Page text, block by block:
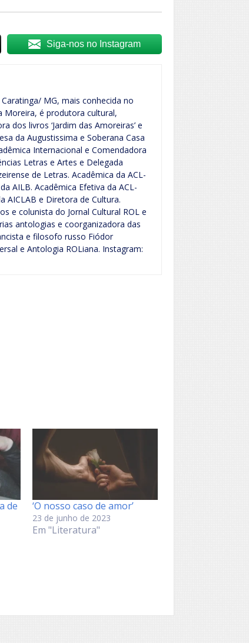
Siga-nos no Instagram
MG, mais conhecida no
Moreira, é produtora cultural,
dos livros ‘Jardim das Amoreiras’ e
da Augustissima e Soberana Casa
Internacional e Comendadora
Letras e Artes e Delegada
de Letras. Acadêmica da ACL-
AILB. Acadêmica Efetiva da ACL-
AICLAB e Diretora de Cultura.
e colunista do Jornal Cultural ROL e
antologias e coorganizadora das
e filosofo russo Fiódor
e Antologia ROLiana. Instagram:
de
‘O nosso caso de amor’
23 de junho de 2023
Em "Literatura"